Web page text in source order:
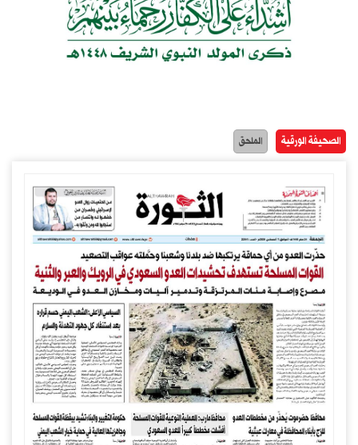
الصحيفة الورقية الملحق